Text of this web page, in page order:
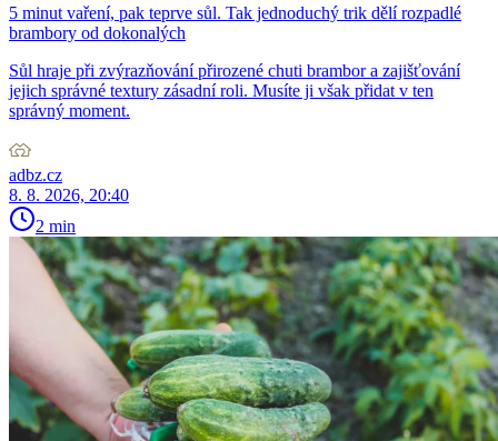
5 minut vaření, pak teprve sůl. Tak jednoduchý trik dělí rozpadlé
brambory od dokonalých
Sůl hraje při zvýrazňování přirozené chuti brambor a zajišťování
jejich správné textury zásadní roli. Musíte ji však přidat v ten
správný moment.
adbz.cz
8. 8. 2026, 20:40
2 min